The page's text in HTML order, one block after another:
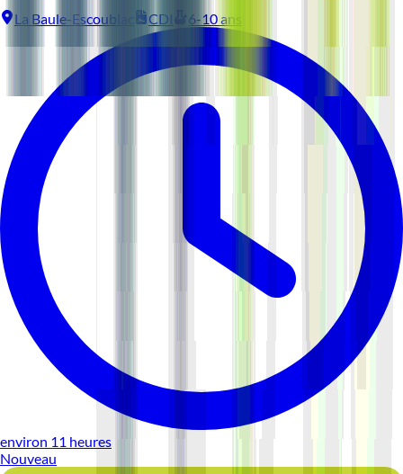
La Baule-Escoublac
CDI 6-10 ans
environ 11 heures
Nouveau